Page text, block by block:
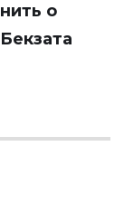
о